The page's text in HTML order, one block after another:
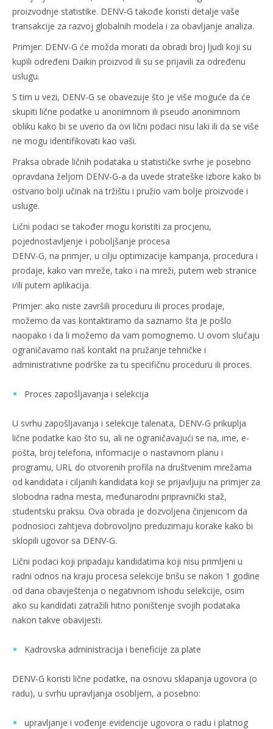
proizvodnje statistike. DENV-G takođe koristi detalje vaše
transakcije za razvoj globalnih modela i za obavljanje analiza.
Primjer: DENV-G će možda morati da obradi broj ljudi koji su
kupili određeni Daikin proizvod ili su se prijavili za određenu
uslugu.
S tim u vezi, DENV-G se obavezuje što je više moguće da će
skupiti lične podatke u anonimnom ili pseudo anonimnom
obliku kako bi se uverio da ovi lični podaci nisu laki ili da se više
ne mogu identifikovati kao vaši.
Praksa obrade ličnih podataka u statističke svrhe je posebno
opravdana željom DENV-G-a da uvede strateške izbore kako bi
ostvario bolji učinak na tržištu i pružio vam bolje proizvode i
usluge.
Lični podaci se također mogu koristiti za procjenu,
pojednostavljenje i poboljšanje procesa
DENV-G, na primjer, u cilju optimizacije kampanja, procedura i
prodaje, kako van mreže, tako i na mreži, putem web stranice
i/ili putem aplikacija.
Primjer: ako niste završili proceduru ili proces prodaje,
možemo da vas kontaktiramo da saznamo šta je pošlo
naopako i da li možemo da vam pomognemo. U ovom slučaju
ograničavamo naš kontakt na pružanje tehničke i
administrativne podrške za tu specifičnu proceduru ili proces.
Proces zapošljavanja i selekcija
U svrhu zapošljavanja i selekcije talenata, DENV-G prikuplja
lične podatke kao što su, ali ne ograničavajući se na, ime, e-
pošta, broj telefona, informacije o nastavnom planu i
programu, URL do otvorenih profila na društvenim mrežama
od kandidata i ciljanih kandidata koji se prijavljuju na primjer za
slobodna radna mesta, međunarodni pripravnički staž,
studentsku praksu. Ova obrada je dozvoljena činjenicom da
podnosioci zahtjeva dobrovoljno preduzimaju korake kako bi
sklopili ugovor sa DENV-G.
Lični podaci koji pripadaju kandidatima koji nisu primljeni u
radni odnos na kraju procesa selekcije brišu se nakon 1 godine
od dana obavještenja o negativnom ishodu selekcije, osim
ako su kandidati zatražili hitno poništenje svojih podataka
nakon takve obavijesti.
Kadrovska administracija i beneficije za plate
DENV-G koristi lične podatke, na osnovu sklapanja ugovora (o
radu), u svrhu upravljanja osobljem, a posebno:
upravljanje i vođenje evidencije ugovora o radu i platnog